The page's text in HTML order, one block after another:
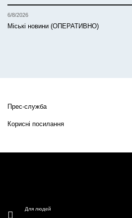
6/8/2026
Міські новини (ОПЕРАТИВНО)
Прес-служба
Корисні посилання
Для людей